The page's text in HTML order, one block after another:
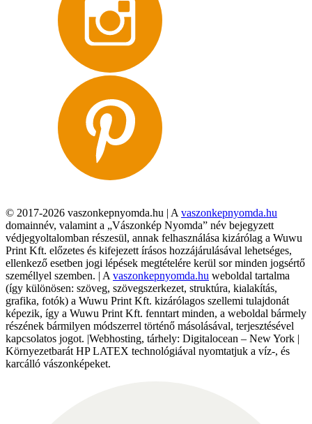
© 2017-2026 vaszonkepnyomda.hu | A vaszonkepnyomda.hu
domainnév, valamint a „Vászonkép Nyomda” név bejegyzett
védjegyoltalomban részesül, annak felhasználása kizárólag a Wuwu
Print Kft. előzetes és kifejezett írásos hozzájárulásával lehetséges,
ellenkező esetben jogi lépések megtételére kerül sor minden jogsértő
személlyel szemben. | A vaszonkepnyomda.hu weboldal tartalma
(így különösen: szöveg, szövegszerkezet, struktúra, kialakítás,
grafika, fotók) a Wuwu Print Kft. kizárólagos szellemi tulajdonát
képezik, így a Wuwu Print Kft. fenntart minden, a weboldal bármely
részének bármilyen módszerrel történő másolásával, terjesztésével
kapcsolatos jogot. |Webhosting, tárhely: Digitalocean – New York |
Környezetbarát HP LATEX technológiával nyomtatjuk a víz-, és
karcálló vászonképeket.